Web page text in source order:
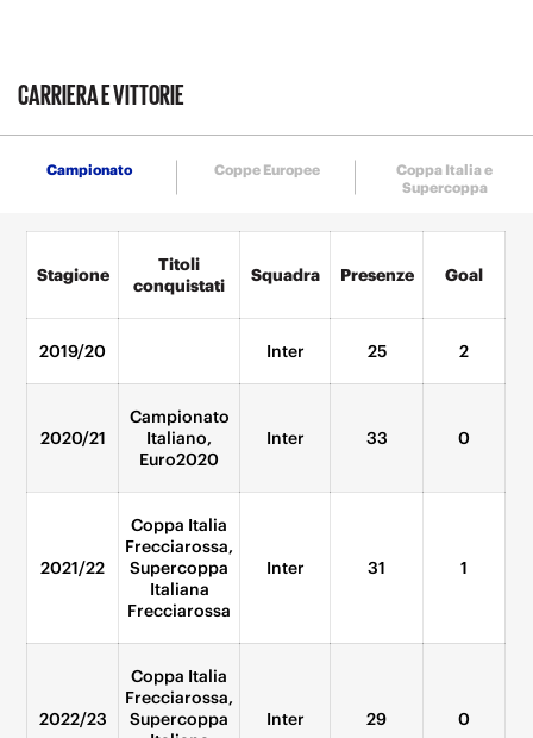
CARRIERA E VITTORIE
Coppa Italia e
Supercoppa
Coppe Europee
Campionato
Stagione
Titoli
conquistati
Squadra Presenze Goal
2019/20 Inter 25 2
2020/21
Campionato
Italiano,
Euro2020
Inter 33 0
2021/22
Coppa Italia
Frecciarossa,
Supercoppa
Italiana
Frecciarossa
Inter 31 1
2022/23
Coppa Italia
Frecciarossa,
Supercoppa
Inter 29 0